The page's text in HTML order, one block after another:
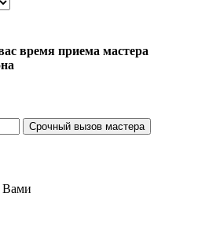
время приема мастера
Срочный вызов мастера
Вами